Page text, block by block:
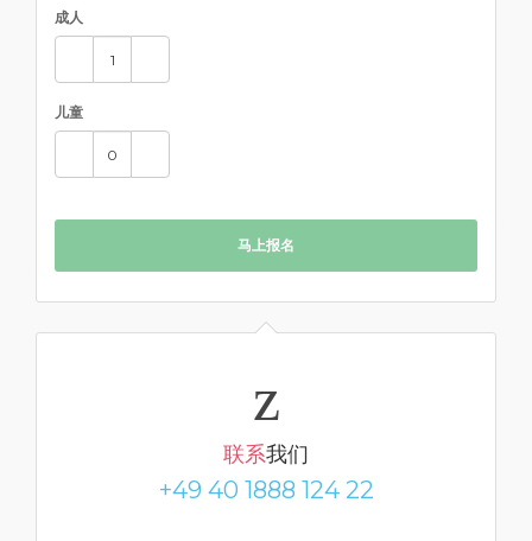
成人
儿童
马上报名
联系我们
+49 40 1888 124 22